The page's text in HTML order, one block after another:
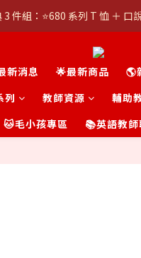
3 件組：⭐680 系列 T 恤 ＋ 口
3 件組：⭐680 系列 T 恤 ＋ 口
潮T任選兩件$1000
3 件組：⭐680 系列 T 恤 ＋ 口
新消息 🌟最新商品 🌎
列 教師資源 輔助
🐱毛小孩專區 📚英語教